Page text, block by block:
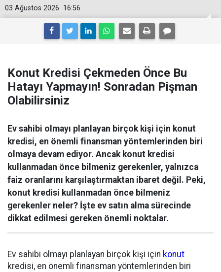
16:56
03 Ağustos 2026
Konut Kredisi Çekmeden Önce Bu
Hatayı Yapmayın! Sonradan Pişman
Olabilirsiniz
Ev sahibi olmayı planlayan birçok kişi için konut
kredisi, en önemli finansman yöntemlerinden biri
olmaya devam ediyor. Ancak konut kredisi
kullanmadan önce bilmeniz gerekenler, yalnızca
faiz oranlarını karşılaştırmaktan ibaret değil. Peki,
konut kredisi kullanmadan önce bilmeniz
gerekenler neler? İşte ev satın alma sürecinde
dikkat edilmesi gereken önemli noktalar.
Ev sahibi olmayı planlayan birçok kişi için konut
kredisi, en önemli finansman yöntemlerinden biri